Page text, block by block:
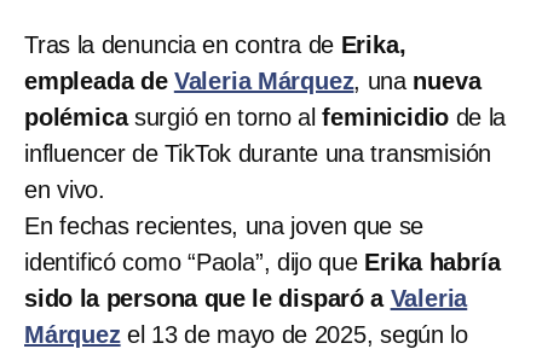
Tras la denuncia en contra de Erika,
empleada de Valeria Márquez, una nueva
polémicasurgió en torno alfeminicidio de la
influencer de TikTok durante una transmisión
en vivo.
En fechas recientes, una joven que se
identificó como “Paola”, dijo que Erika habría
sido la persona que le disparó a Valeria
Márquezel 13 de mayo de 2025, según lo